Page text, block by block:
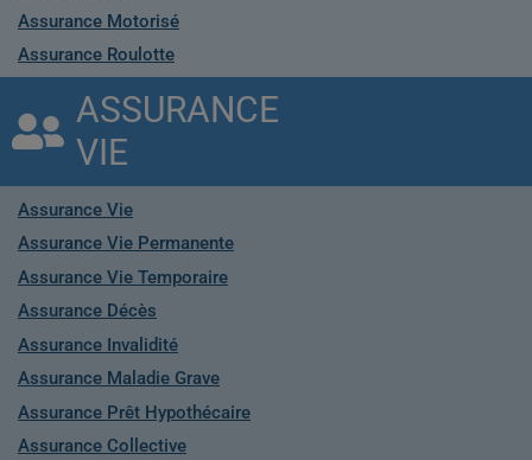
Assurance Motorisé
Assurance Roulotte
ASSURANCE
VIE
Assurance Vie
Assurance Vie Permanente
Assurance Vie Temporaire
Assurance Décès
Assurance Invalidité
Assurance Maladie Grave
Assurance Prêt Hypothécaire
Assurance Collective